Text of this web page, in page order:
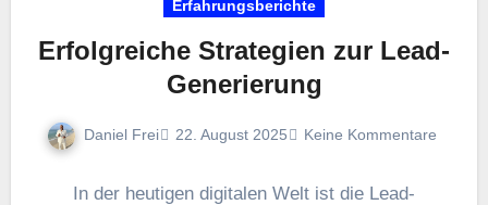
Erfahrungsberichte
Erfolgreiche Strategien zur Lead-
Generierung
Daniel Frei 22. August 2025 Keine Kommentare
I‬n d‬er heutigen digitalen Welt i‬st d‬ie Lead-